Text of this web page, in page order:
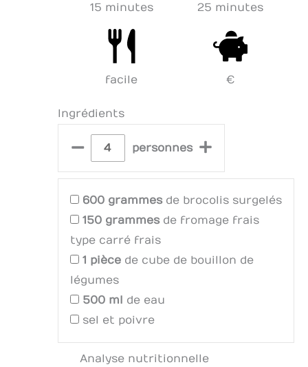
15 minutes 25 minutes
facile €
Ingrédients
– personnes +
600 grammesde brocolis surgelés
150 grammesde fromage frais
type carré frais
1 pièce de cube de bouillon de
légumes
500 ml
de eau
sel et poivre
Analyse nutritionnelle